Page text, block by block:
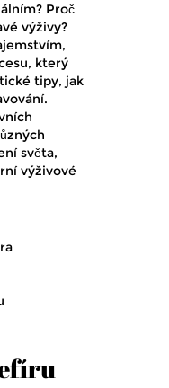
Proč
výživy?
který
tipy, jak
světa,
výživové